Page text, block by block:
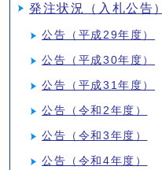
発注状況（入札公告）
公告（平成29年度）
公告（平成30年度）
公告（平成31年度）
公告（令和2年度）
公告（令和3年度）
公告（令和4年度）